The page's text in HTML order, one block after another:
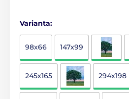
Varianta:
98x66 147x99
245x165 294x198